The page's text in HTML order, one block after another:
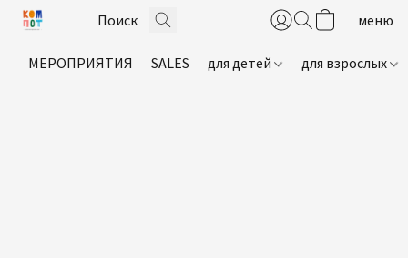
МЕРОПРИЯТИЯ SALES для детей для взрослых